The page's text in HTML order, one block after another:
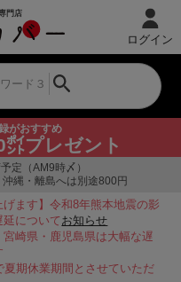
がおすすめ
プレゼント
ログイン
定（AM9時〆）
縄・離島へは別途800円
げます】令和8年熊本地震の影
についてお知らせ
崎県・鹿児島県は大幅な遅
夏期休業期間とさせていただ